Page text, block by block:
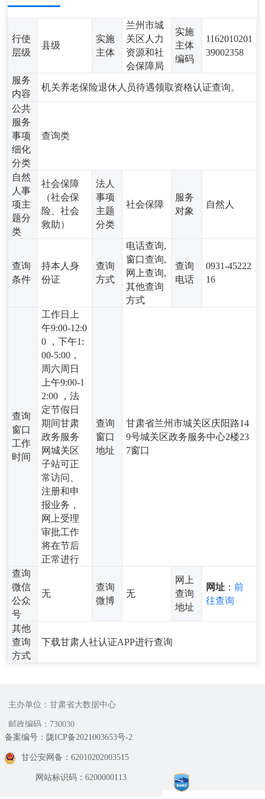
行使
层级
县级
实施
主体
兰州市城
关区人力
资源和社
会保障局
实施
主体
编码
1162010201
39002358
服务
内容
机关养老保险退休人员待遇领取资格认证查询。
公共
服务
事项
细化
分类
查询类
自然
人事
项主
题分
类
社会保障
（社会保
险、社会
救助）
法人
事项
主题
分类
社会保障
服务
对象
自然人
查询
条件
持本人身
份证
查询
方式
电话查询,
窗口查询,
网上查询,
其他查询
方式
查询
电话
0931-45222
16
查询
窗口
工作
时间
工作日上
午9:00-12:0
0 ，下午1:
00-5:00，
周六周日
上午9:00-1
2:00 ，法
定节假日
期间甘肃
政务服务
网城关区
子站可正
常访问、
注册和申
报业务，
网上受理
审批工作
将在节后
正常进行
查询
窗口
地址
甘肃省兰州市城关区庆阳路14
9号城关区政务服务中心2楼23
7窗口
查询
微信
公众
号
无
查询
微博
无
网上
查询
地址
网址 ：前
往查询
其他
查询
方式
下载甘肃人社认证APP进行查询
主办单位：甘肃省大数据中心
邮政编码：730030
备案编号：陇ICP备2021003653号-2
甘公安网备：62010202003515
网站标识码：6200000113